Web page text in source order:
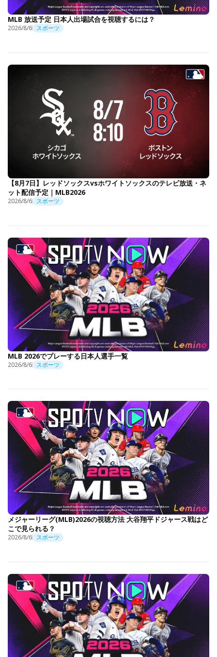
MLB 放送予定 日本人出場試合を視聴するには？
2026/8/6 スポーツ
【8月7日】レッドソックスvsホワイトソックスのテレビ放送・ネ
ット配信予定｜MLB2026
2026/8/6 スポーツ
MLB 2026でプレーする日本人選手一覧
2026/8/6 スポーツ
メジャーリーグ(MLB)2026の視聴方法 大谷翔平ドジャース戦はど
こで見られる？
2026/8/6 スポーツ